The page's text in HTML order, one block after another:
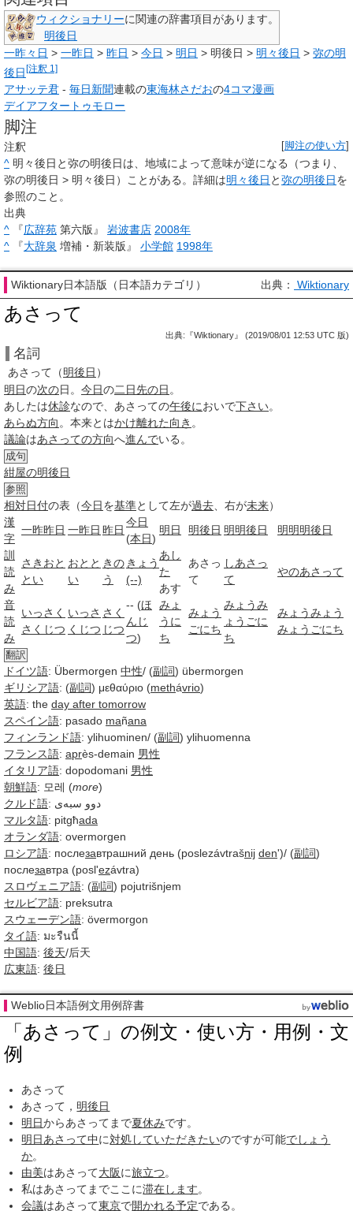
ウィクショナリーに関連の辞書項目があります。
明後日
一昨々日 > 一昨日 > 昨日 > 今日 > 明日 > 明後日 > 明々後日 > 弥の明
後日 [注釈 1]
アサッテ君 - 毎日新聞連載の東海林さだおの4コマ漫画
デイアフタートゥモロー
脚注
[脚注の使い方]
注釈
^ 明々後日と弥の明後日は、地域によって意味が逆になる（つまり、
弥の明後日 > 明々後日）ことがある。詳細は明々後日 と弥の明後日を
参照のこと。
出典
^
『広辞苑 第六版』 岩波書店 2008年
^
『大辞泉 増補・新装版』 小学館 1998年
Wiktionary日本語版（日本語カテゴリ） 出典： Wiktionary
あさって
出典:『Wiktionary』 (2019/08/01 12:53 UTC 版)
名詞
あさって （明後日 ）
明日の次の日。 今日の二日先の日 。
あしたは休診なので、あさっての午後においで下さい。
あらぬ方向 。本来とはかけ離れた向き 。
議論はあさっての方向へ進んでいる。
成句
紺屋の明後日
参照
相対日付の表（今日を基準として左が過去 、右が未来）
漢
字
一昨昨日 一昨日 昨日
今日
(本日)
明日 明後日 明明後日
明明明後日
訓
読
み
さきおと
とい
おとと
い
きの
う
きょう
(--)
あし
た
あす
あさっ
て
しあさっ
て
やのあさって
音
読
み
いっさく
さくじつ
いっさ
くじつ
さく
じつ
-- (ほ
んじ
つ)
みょ
うに
ち
みょう
ごにち
みょうみ
ょうごに
ち
みょうみょう
みょうごにち
翻訳
ドイツ語: Übermorgen 中性/ (副詞) übermorgen
ギリシア語: (副詞) μεθαύριο (methávrio)
英語: the day after tomorrow
スペイン語: pasado mañana
フィンランド語: ylihuominen/ (副詞) ylihuomenna
フランス語: après-demain 男性
イタリア語: dopodomani 男性
朝鮮語: 모레 (more)
クルド語: دوو سبه‌ی
マルタ語: pitgħada
オランダ語: overmorgen
ロシア語: послезавтрашний день (poslezávtrašnij den')/ (副詞)
послезавтра (posl'ezávtra)
スロヴェニア語: (副詞) pojutrišnjem
セルビア語: preksutra
スウェーデン語: övermorgon
タイ語: มะรืนนี้
中国語: 後天/后天
広東語: 後日
Weblio日本語例文用例辞書
「あさって」の例文・使い方・用例・文
例
あさって
あさって， 明後日
明日からあさってまで夏休みです。
明日あさって中に対処していただきたいのですが可能でしょう
か。
由美はあさって大阪に旅立つ。
私はあさってまでここに滞在します。
会議はあさって東京で開かれる予定である。